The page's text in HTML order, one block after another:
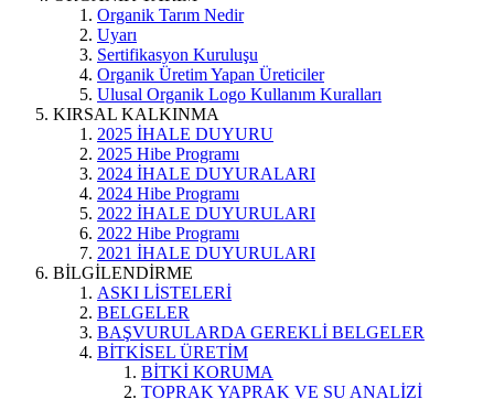
Organik Tarım Nedir
Uyarı
Sertifikasyon Kuruluşu
Organik Üretim Yapan Üreticiler
Ulusal Organik Logo Kullanım Kuralları
KIRSAL KALKINMA
2025 İHALE DUYURU
2025 Hibe Programı
2024 İHALE DUYURALARI
2024 Hibe Programı
2022 İHALE DUYURULARI
2022 Hibe Programı
2021 İHALE DUYURULARI
BİLGİLENDİRME
ASKI LİSTELERİ
BELGELER
BAŞVURULARDA GEREKLİ BELGELER
BİTKİSEL ÜRETİM
BİTKİ KORUMA
TOPRAK YAPRAK VE SU ANALİZİ